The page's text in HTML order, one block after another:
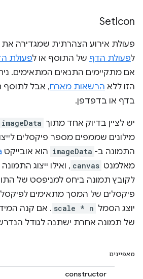
SetIcon
לפעולת הדף של התוסף או לפעולת
אם מתקיימים התנאים המתאימים.
הזו ללא הרשאות מארח, אבל לתוסף
בדף או בדפדפן.
יש לציין בדיוק אחד מתוך imageData
מילונים שממפים מספר פיקסלים
התמונה ב- imageData הוא אובייקט
מאלמנט canvas , ואילו ייצוג
לקובץ תמונה ביחס למניפסט של
פיקסלים של המסך מתאימים
יוצג הסמל scale * n . אם קנה
של תמונה אחרת ישתנה לגודל
מאפיינים
constructor